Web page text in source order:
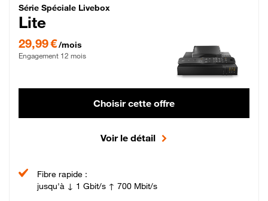
Série Spéciale Livebox Lite Fibre
Série Spéciale Livebox
Lite
29,99 €/mois
Engagement 12 mois
Choisir cette offre
Voir le détail
Fibre rapide :
jusqu'à ↓ 1 Gbit/s ↑ 700 Mbit/s